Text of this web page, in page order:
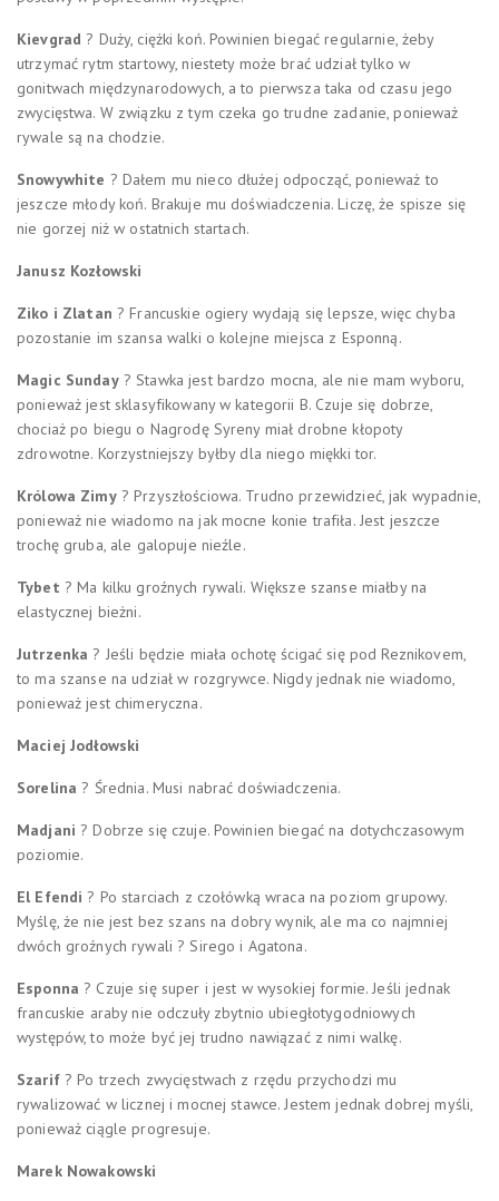
Kievgrad ? Duży, ciężki koń. Powinien biegać regularnie, żeby
utrzymać rytm startowy, niestety może brać udział tylko w
gonitwach międzynarodowych, a to pierwsza taka od czasu jego
zwycięstwa. W związku z tym czeka go trudne zadanie, ponieważ
rywale są na chodzie.
Snowywhite ? Dałem mu nieco dłużej odpocząć, ponieważ to
jeszcze młody koń. Brakuje mu doświadczenia. Liczę, że spisze się
nie gorzej niż w ostatnich startach.
Janusz Kozłowski
Ziko i Zlatan ? Francuskie ogiery wydają się lepsze, więc chyba
pozostanie im szansa walki o kolejne miejsca z Esponną.
Magic Sunday? Stawka jest bardzo mocna, ale nie mam wyboru,
ponieważ jest sklasyfikowany w kategorii B. Czuje się dobrze,
chociaż po biegu o Nagrodę Syreny miał drobne kłopoty
zdrowotne. Korzystniejszy byłby dla niego miękki tor.
Królowa Zimy? Przyszłościowa. Trudno przewidzieć, jak wypadnie,
ponieważ nie wiadomo na jak mocne konie trafiła. Jest jeszcze
trochę gruba, ale galopuje nieźle.
Tybet ? Ma kilku groźnych rywali. Większe szanse miałby na
elastycznej bieżni.
Jutrzenka ? Jeśli będzie miała ochotę ścigać się pod Reznikovem,
to ma szanse na udział w rozgrywce. Nigdy jednak nie wiadomo,
ponieważ jest chimeryczna.
Maciej Jodłowski
Sorelina ? Średnia. Musi nabrać doświadczenia.
Madjani ? Dobrze się czuje. Powinien biegać na dotychczasowym
poziomie.
El Efendi ? Po starciach z czołówką wraca na poziom grupowy.
Myślę, że nie jest bez szans na dobry wynik, ale ma co najmniej
dwóch groźnych rywali ? Sirego i Agatona.
Esponna ? Czuje się super i jest w wysokiej formie. Jeśli jednak
francuskie araby nie odczuły zbytnio ubiegłotygodniowych
występów, to może być jej trudno nawiązać z nimi walkę.
Szarif? Po trzech zwycięstwach z rzędu przychodzi mu
rywalizować w licznej i mocnej stawce. Jestem jednak dobrej myśli,
ponieważ ciągle progresuje.
Marek Nowakowski